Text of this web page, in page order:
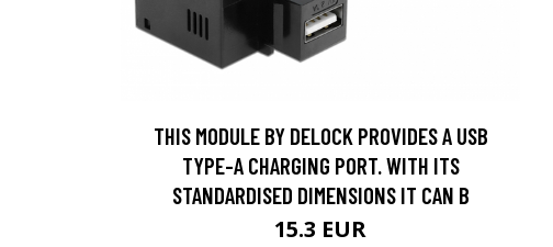
THIS MODULE BY DELOCK PROVIDES A USB
TYPE-A CHARGING PORT. WITH ITS
STANDARDISED DIMENSIONS IT CAN B
15.3 EUR